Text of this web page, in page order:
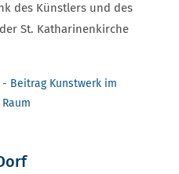
des Künstlers und des
St. Katharinenkirche
Beitrag Kunstwerk im